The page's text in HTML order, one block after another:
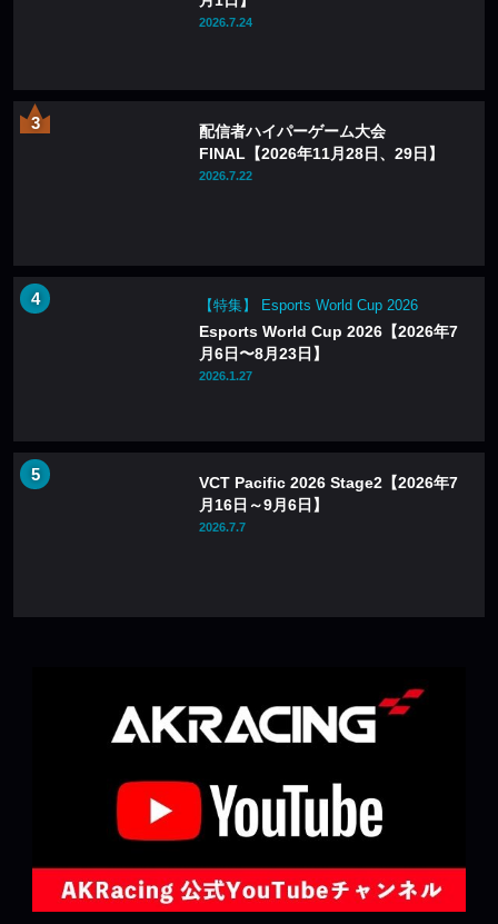
2026.7.24
配信者ハイパーゲーム大会
FINAL【2026年11月28日、29日】
2026.7.22
【特集】 Esports World Cup 2026
Esports World Cup 2026【2026年7
月6日〜8月23日】
2026.1.27
VCT Pacific 2026 Stage2【2026年7
月16日～9月6日】
2026.7.7